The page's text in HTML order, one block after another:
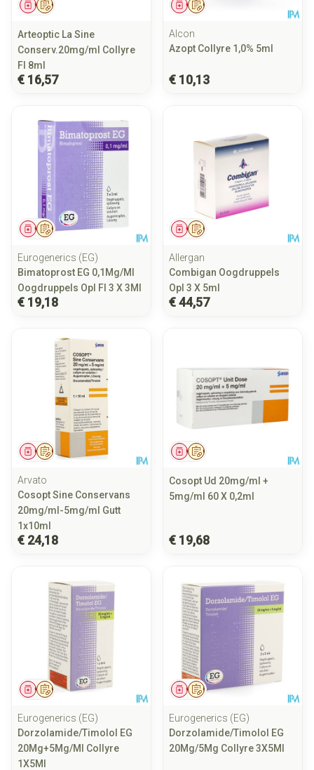
Op voorschrift
Geneesmiddel
Arteoptic La Sine
Conserv.20mg/ml Collyre
Fl 8ml
€ 16,57
Op voorschrift
Geneesmiddel
Alcon
Azopt Collyre 1,0% 5ml
€ 10,13
Op voorschrift
Geneesmiddel
Eurogenerics (EG)
Bimatoprost EG 0,1Mg/Ml
Oogdruppels Opl Fl 3 X 3Ml
€ 19,18
Op voorschrift
Geneesmiddel
Allergan
Combigan Oogdruppels
Opl 3 X 5ml
€ 44,57
Op voorschrift
Geneesmiddel
Arvato
Cosopt Sine Conservans
20mg/ml-5mg/ml Gutt
1x10ml
€ 24,18
Op voorschrift
Geneesmiddel
Cosopt Ud 20mg/ml +
5mg/ml 60 X 0,2ml
€ 19,68
Op voorschrift
Geneesmiddel
Eurogenerics (EG)
Dorzolamide/Timolol EG
20Mg+5Mg/Ml Collyre
1X5Ml
Op voorschrift
Geneesmiddel
Eurogenerics (EG)
Dorzolamide/Timolol EG
20Mg/5Mg Collyre 3X5Ml